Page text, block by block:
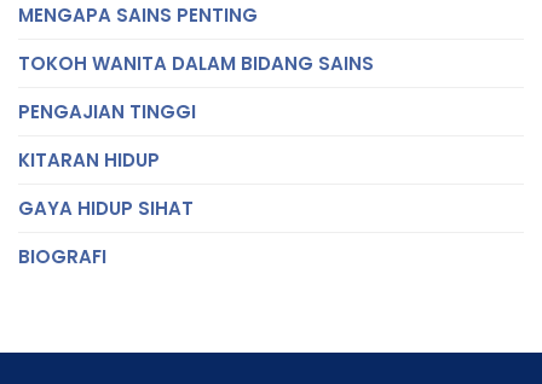
MENGAPA SAINS PENTING
TOKOH WANITA DALAM BIDANG SAINS
PENGAJIAN TINGGI
KITARAN HIDUP
GAYA HIDUP SIHAT
BIOGRAFI